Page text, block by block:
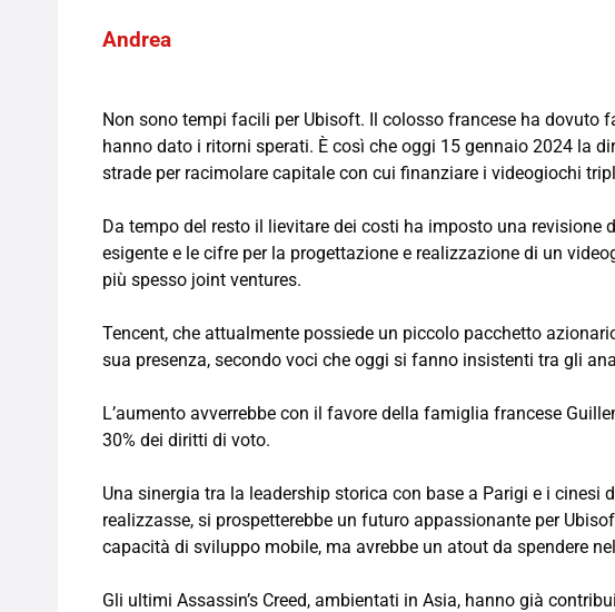
Andrea
Non sono tempi facili per Ubisoft. Il colosso francese ha dovuto
hanno dato i ritorni sperati. È così che oggi 15 gennaio 2024 la
strade per racimolare capitale con cui finanziare i videogiochi
Da tempo del resto il lievitare dei costi ha imposto una revisione
esigente e le cifre per la progettazione e realizzazione di un
più spesso joint ventures.
Tencent, che attualmente possiede un piccolo pacchetto
sua presenza, secondo voci che oggi si fanno insistenti tra gli
L’aumento avverrebbe con il favore della famiglia francese
30% dei diritti di voto.
Una sinergia tra la leadership storica con base a Parigi e i cinesi
realizzasse, si prospetterebbe un futuro appassionante per
capacità di sviluppo mobile, ma avrebbe un atout da spendere
Gli ultimi Assassin’s Creed, ambientati in Asia, hanno già